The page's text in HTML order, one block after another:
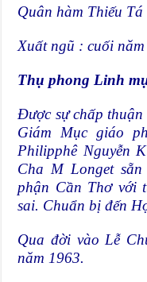
Quân hàm Thiếu Tá
Xuất ngũ : cuối
Thụ phong Linh
Được sự chấp
Giám Mục giáo
Philipphê Nguyễn
Cha M Longet
phận Cần Thơ với
sai. Chuẩn bị đến
Qua đời vào Lễ
năm 1963.